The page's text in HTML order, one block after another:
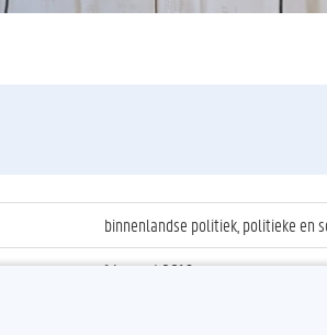
binnenlandse politiek, politieke en
14 maart 2016